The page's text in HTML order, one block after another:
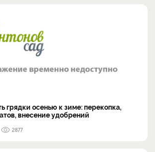
грядки осенью к зиме: перекопка,
внесение удобрений
2877